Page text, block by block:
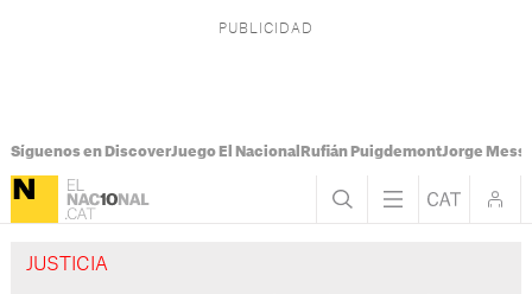
Síguenos en DiscoverJuego El Nacional Rufián PuigdemontJorge Messi
JUSTICIA